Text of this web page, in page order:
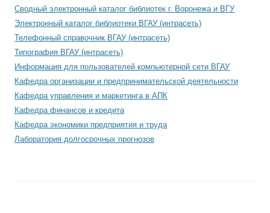
Сводный электронный каталог библиотек г. Воронежа и ВГУ
Электронный каталог библиотеки ВГАУ (интрасеть)
Телефонный справочник ВГАУ (интрасеть)
Типография ВГАУ (интрасеть)
Информация для пользователей компьютерной сети ВГАУ
Кафедра организации и предпринимательской деятельности
Кафедра управления и маркетинга в АПК
Кафедра финансов и кредита
Кафедра экономики предприятия и труда
Лаборатория долгосрочных прогнозов